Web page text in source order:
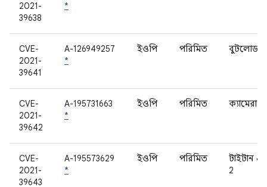
2021-
39638
*
CVE-
2021-
39641
A-126949257
*
ইওপি পরিমিত বুটলোডার
CVE-
2021-
39642
A-195731663
*
ইওপি পরিমিত ক্যামেরা
CVE-
2021-
39643
A-195573629
*
ইওপি পরিমিত
টাইটান এম
2